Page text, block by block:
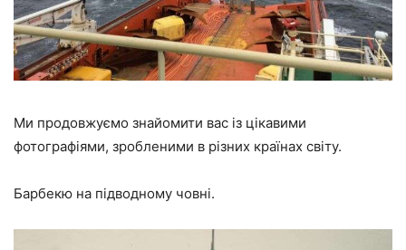
Ми продовжуємо знайомити вас із цікавими
фотографіями, зробленими в різних країнах світу.
Барбекю на підводному човні.